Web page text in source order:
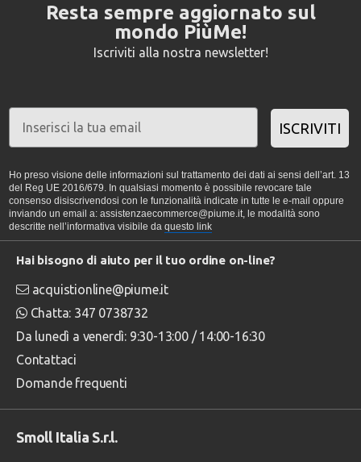
Resta sempre aggiornato sul
mondo PiùMe!
Iscriviti alla nostra newsletter!
ISCRIVITI
Ho preso visione delle informazioni sul trattamento dei dati ai sensi dell’art. 13
del Reg UE 2016/679. In qualsiasi momento è possibile revocare tale
consenso disiscrivendosi con le funzionalità indicate in tutte le e-mail oppure
inviando un email a: assistenzaecommerce@piume.it, le modalità sono
descritte nell’informativa visibile da questo link
Hai bisogno di aiuto per il tuo ordine on-line?
acquistionline@piume.it
Chatta: 347 0738732
Da lunedì a venerdì: 9:30-13:00 / 14:00-16:30
Contattaci
Domande frequenti
Smoll Italia S.r.l.